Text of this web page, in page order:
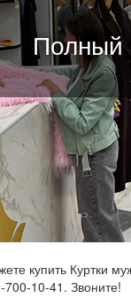
Полный
купить Куртки
10-41. Звоните!